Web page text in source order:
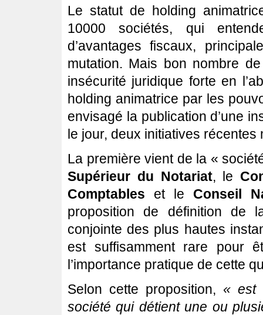
Le statut de holding
10000 sociétés, qui
d’avantages fiscaux,
mutation. Mais bon nombre
insécurité juridique forte en
holding animatrice par les
envisagé la publication d’une
le jour, deux initiatives récentes
La première vient de la «
Supérieur du Notariat, le
Comptables et le Conseil
proposition de définition de
conjointe des plus hautes
est suffisamment rare pour
l’importance pratique de cette
Selon cette proposition, « est
société qui détient une ou